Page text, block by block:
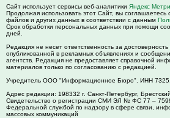
Сайт использует сервисы веб-аналитики Яндекс
Продолжая использовать этот Сайт, вы соглашаетесь
файлов и других данных в соответствии с данным
Срок обработки персональных данных при помощи
дней.
Редакция не несет ответственность за
опубликованной в рекламных объявлениях и
агентств. Редакция не предоставляет справочной
материалов только по согласованию с редакцией.
Учредитель ООО "Информационное Бюро". ИНН
Адрес редакции: 198332 г. Санкт-Петербург,
Свидетельство о регистрации СМИ ЭЛ № ФС 77 –
Федеральной службой по надзору в сфере связи,
массовых коммуникаций